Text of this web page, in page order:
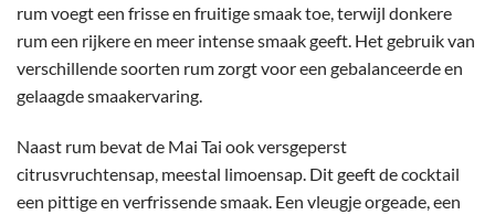
rum voegt een frisse en fruitige smaak toe, terwijl donkere
rum een rijkere en meer intense smaak geeft. Het gebruik van
verschillende soorten rum zorgt voor een gebalanceerde en
gelaagde smaakervaring.
Naast rum bevat de Mai Tai ook versgeperst
citrusvruchtensap, meestal limoensap. Dit geeft de cocktail
een pittige en verfrissende smaak. Een vleugje orgeade, een